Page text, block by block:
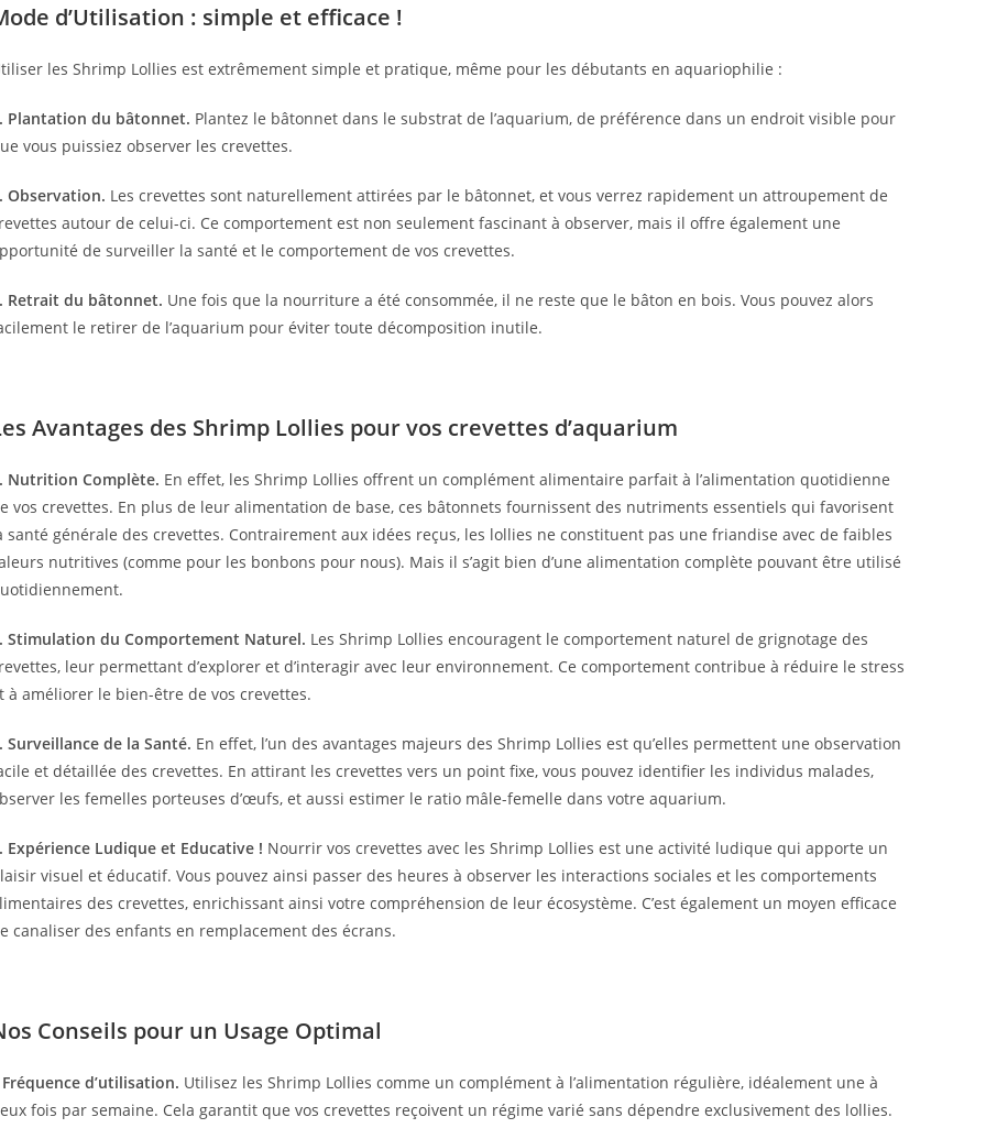
d’Utilisation : simple et efficace !
les Shrimp Lollies est extrêmement simple et pratique, même pour les débutants en aquariophilie :
Plantation du bâtonnet. Plantez le bâtonnet dans le substrat de l’aquarium, de préférence dans un endroit visible pour
vous puissiez observer les crevettes.
Observation. Les crevettes sont naturellement attirées par le bâtonnet, et vous verrez rapidement un attroupement de
autour de celui-ci. Ce comportement est non seulement fascinant à observer, mais il offre également une
de surveiller la santé et le comportement de vos crevettes.
Retrait du bâtonnet. Une fois que la nourriture a été consommée, il ne reste que le bâton en bois. Vous pouvez alors
le retirer de l’aquarium pour éviter toute décomposition inutile.
Avantages des Shrimp Lollies pour vos crevettes d’aquarium
Nutrition Complète. En effet, les Shrimp Lollies offrent un complément alimentaire parfait à l’alimentation quotidienne
vos crevettes. En plus de leur alimentation de base, ces bâtonnets fournissent des nutriments essentiels qui favorisent
santé générale des crevettes. Contrairement aux idées reçus, les lollies ne constituent pas une friandise avec de faibles
nutritives (comme pour les bonbons pour nous). Mais il s’agit bien d’une alimentation complète pouvant être utilisé
Stimulation du Comportement Naturel. Les Shrimp Lollies encouragent le comportement naturel de grignotage des
leur permettant d’explorer et d’interagir avec leur environnement. Ce comportement contribue à réduire le stress
à améliorer le bien-être de vos crevettes.
Surveillance de la Santé. En effet, l’un des avantages majeurs des Shrimp Lollies est qu’elles permettent une observation
et détaillée des crevettes. En attirant les crevettes vers un point fixe, vous pouvez identifier les individus malades,
les femelles porteuses d’œufs, et aussi estimer le ratio mâle-femelle dans votre aquarium.
Expérience Ludique et Educative ! Nourrir vos crevettes avec les Shrimp Lollies est une activité ludique qui apporte un
visuel et éducatif. Vous pouvez ainsi passer des heures à observer les interactions sociales et les comportements
des crevettes, enrichissant ainsi votre compréhension de leur écosystème. C’est également un moyen efficace
canaliser des enfants en remplacement des écrans.
Conseils pour un Usage Optimal
Fréquence d’utilisation. Utilisez les Shrimp Lollies comme un complément à l’alimentation régulière, idéalement une à
fois par semaine. Cela garantit que vos crevettes reçoivent un régime varié sans dépendre exclusivement des lollies.